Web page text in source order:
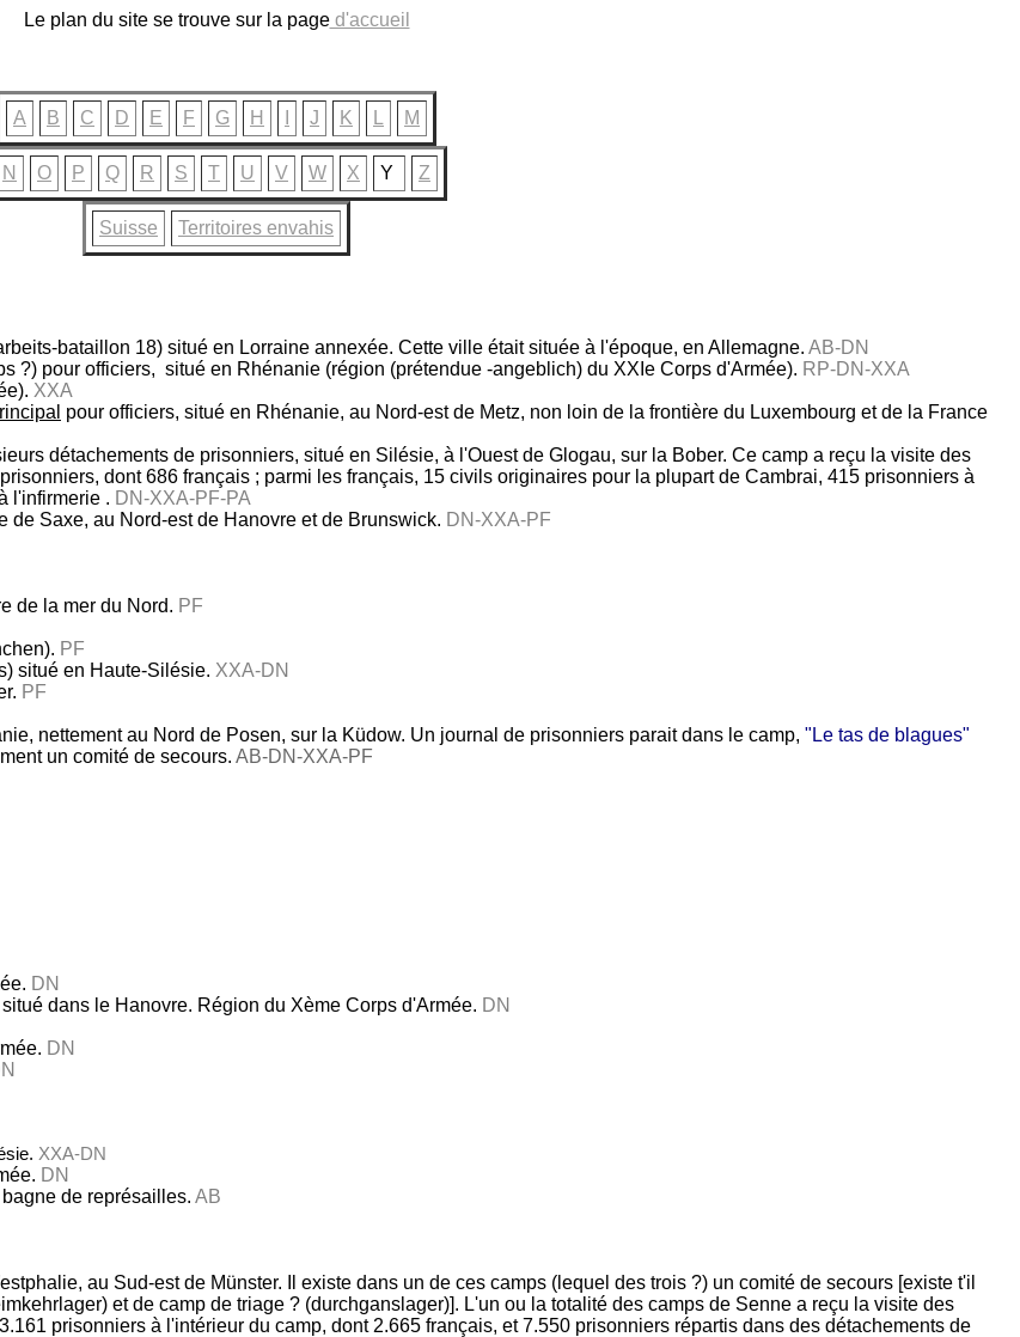
Le plan du site se trouve sur la paged'accueil
A B C D E F G H J K M
N O P Q R S T U V W X Y Z
Suisse Territoires envahis
bataillon 18) situé en Lorraine annexée. Cette ville était située à l'époque, en Allemagne. AB-DN
?) pour officiers, situé en Rhénanie (région (prétendue -angeblich) du XXIe Corps d'Armée). RP-DN-XXA
XXA
pour officiers, situé en Rhénanie, au Nord-est de Metz, non loin de la frontière du Luxembourg et de la France
détachements de prisonniers, situé en Silésie, à l'Ouest de Glogau, sur la Bober. Ce camp a reçu la visite des
dont 686 français ; parmi les français, 15 civils originaires pour la plupart de Cambrai, 415 prisonniers à
l'infirmerie . DN-XXA-PF-PA
de Saxe, au Nord-est de Hanovre et de Brunswick. DN-XXA-PF
de la mer du Nord. PF
PF
situé en Haute-Silésie. XXA-DN
PF
nettement au Nord de Posen, sur la Küdow. Un journal de prisonniers parait dans le camp, "Le tas de blagues"
un comité de secours. AB-DN-XXA-PF
DN
dans le Hanovre. Région du Xème Corps d'Armée. DN
DN
XXA-DN
DN
de représailles. AB
au Sud-est de Münster. Il existe dans un de ces camps (lequel des trois ?) un comité de secours [existe t'il
et de camp de triage ? (durchganslager)]. L'un ou la totalité des camps de Senne a reçu la visite des
prisonniers à l'intérieur du camp, dont 2.665 français, et 7.550 prisonniers répartis dans des détachements de